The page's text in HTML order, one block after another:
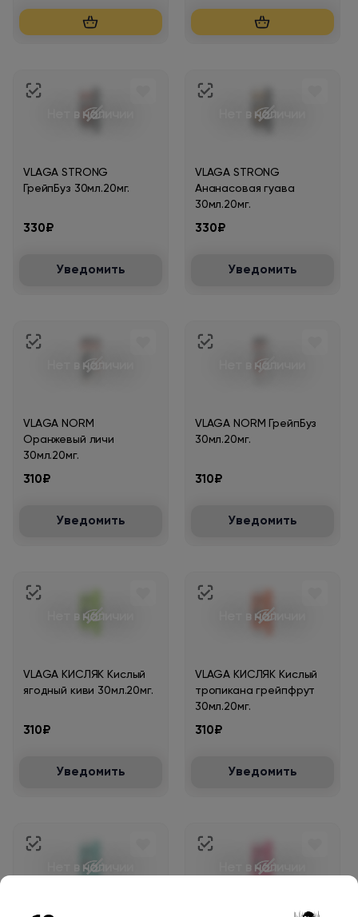
Нет в наличии
VLAGA STRONG
ГрейпБуз 30мл.20мг.
330₽
Уведомить
Нет в наличии
VLAGA STRONG
Ананасовая гуава
30мл.20мг.
330₽
Уведомить
Нет в наличии
VLAGA NORM
Оранжевый личи
30мл.20мг.
310₽
Уведомить
Нет в наличии
VLAGA NORM ГрейпБуз
30мл.20мг.
310₽
Уведомить
Нет в наличии
VLAGA КИСЛЯК Кислый
ягодный киви 30мл.20мг.
310₽
Уведомить
Нет в наличии
VLAGA КИСЛЯК Кислый
тропикана грейпфрут
30мл.20мг.
310₽
Уведомить
Нет в наличии Нет в наличии